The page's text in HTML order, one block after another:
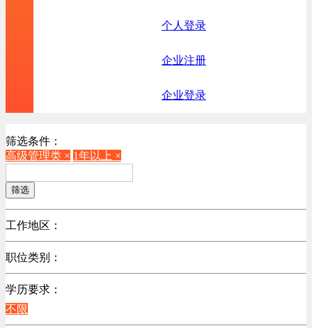
个人登录
企业注册
企业登录
筛选条件：
高级管理类 × 1年以上 ×
筛选
工作地区：
不限
职位类别：
不限
机械制造/仪器仪表类
计算机硬件类
学历要求：
不限